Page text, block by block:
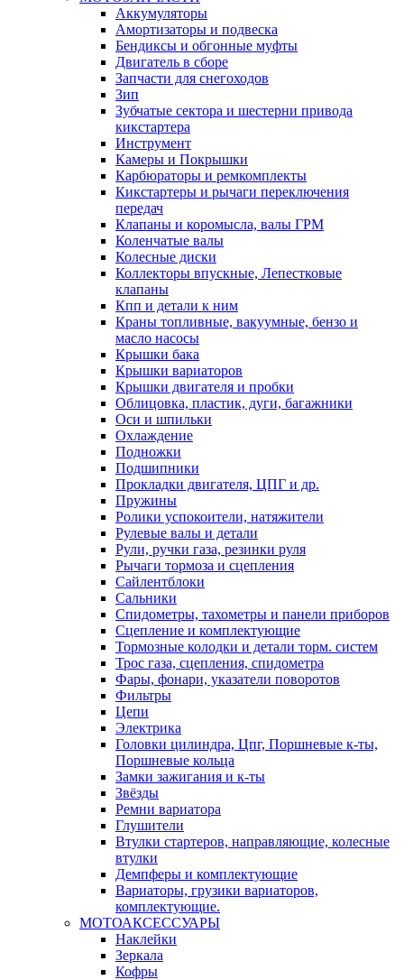
Аккумуляторы
Амортизаторы и подвеска
Бендиксы и обгонные муфты
Двигатель в сборе
Запчасти для снегоходов
Зип
Зубчатые сектора и шестерни привода
кикстартера
Инструмент
Камеры и Покрышки
Карбюраторы и ремкомплекты
Кикстартеры и рычаги переключения
передач
Клапаны и коромысла, валы ГРМ
Коленчатые валы
Колесные диски
Коллекторы впускные, Лепестковые
клапаны
Кпп и детали к ним
Краны топливные, вакуумные, бензо и
масло насосы
Крышки бака
Крышки вариаторов
Крышки двигателя и пробки
Облицовка, пластик, дуги, багажники
Оси и шпильки
Охлаждение
Подножки
Подшипники
Прокладки двигателя, ЦПГ и др.
Пружины
Ролики успокоители, натяжители
Рулевые валы и детали
Рули, ручки газа, резинки руля
Рычаги тормоза и сцепления
Сайлентблоки
Сальники
Спидометры, тахометры и панели приборов
Сцепление и комплектующие
Тормозные колодки и детали торм. систем
Трос газа, сцепления, спидометра
Фары, фонари, указатели поворотов
Фильтры
Цепи
Электрика
Головки цилиндра, Цпг, Поршневые к-ты,
Поршневые кольца
Замки зажигания и к-ты
Звёзды
Ремни вариатора
Глушители
Втулки стартеров, направляющие, колесные
втулки
Демпферы и комплектующие
Вариаторы, грузики вариаторов,
комплектующие.
МОТОАКСЕССУАРЫ
Наклейки
Зеркала
Кофры